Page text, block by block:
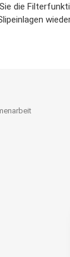
die